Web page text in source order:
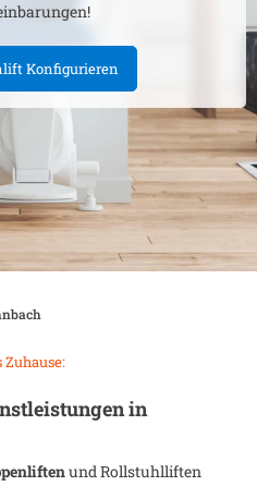
Konfigurieren
in
und Rollstuhlliften